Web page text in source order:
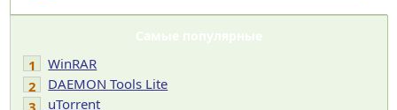
Самые популярные
1
WinRAR
2
DAEMON Tools Lite
3
uTorrent